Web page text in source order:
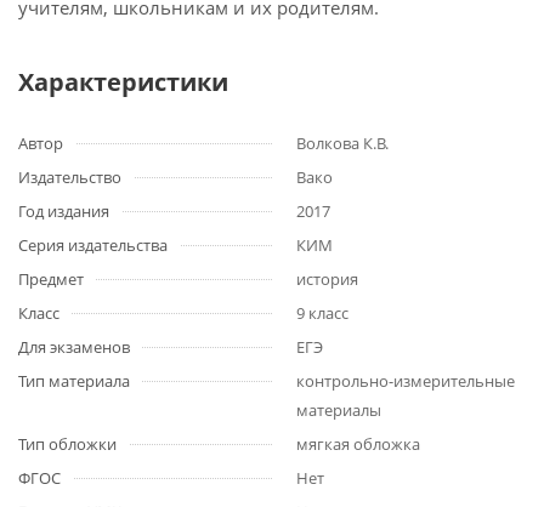
учителям, школьникам и их родителям.
Характеристики
Автор
Волкова К.В.
Издательство
Вако
Год издания
2017
Серия издательства
КИМ
Предмет
история
Класс
9 класс
Для экзаменов
ЕГЭ
Тип материала
контрольно-измерительные
материалы
Тип обложки
мягкая обложка
ФГОС
Нет